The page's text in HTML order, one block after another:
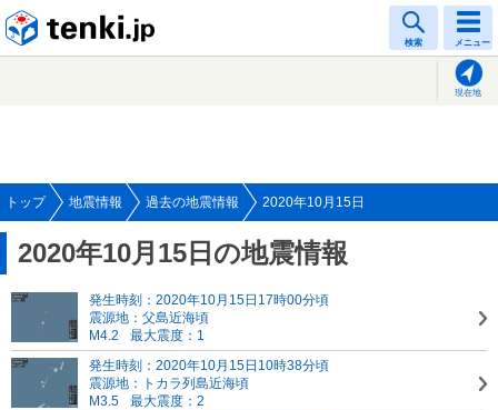
検索 メニュー
現在地
トップ 地震情報 過去の地震情報 2020年10月15日
2020年10月15日の地震情報
発生時刻：2020年10月15日17時00分頃
震源地：父島近海頃
M4.2
最大震度：1
発生時刻：2020年10月15日10時38分頃
震源地：トカラ列島近海頃
M3.5
最大震度：2